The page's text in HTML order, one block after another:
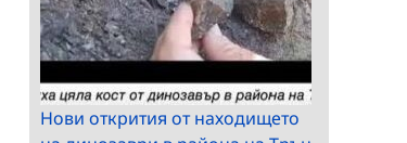
Нови открития от находището